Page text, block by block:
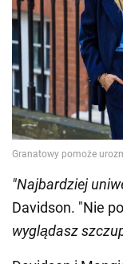
"Najbardziej
Davidson. "Nie
wyglądasz